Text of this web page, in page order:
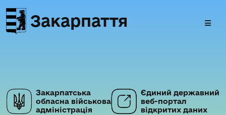
Закарпаття
Закарпатська
обласна військова
адміністрація
Єдиний державний
веб-портал
відкритих даних